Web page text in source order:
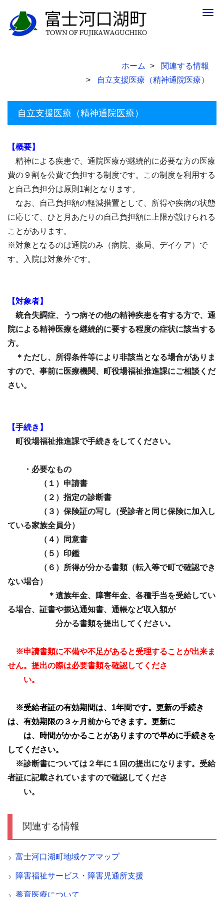
ホーム
関連する情報
自立支援医療（精神通院医療）
自立支援医療（精神通院医療）
【概要】
精神による疾患で、通院医療が継続的に必要な方の医療
費の９割を公費で負担する制度です。この制度を利用する
と自己負担分は原則1割となります。
なお、自己負担額の軽減措置として、所得や疾病の状態
に応じて、ひと月あたりの自己負担額に上限が設けられる
ことがあります。
※対象となるのは通院のみ（病院、薬局、デイケア）で
す。入院は対象外です。
【対象者】
統合失調症、うつ病その他の精神疾患を有する方で、通
院による精神医療を継続的に要する程度の症状に該当する
方。
＊ただし、所得条件等により非該当となる場合がありま
すので、事前に医療機関、町役場福祉推進課にご相談くだ
さい。
【手続き】
町役場福祉推進課で手続きをしてください。
・必要なもの
（１）申請書
（２）指定の診断書
（３）保険証の写し（受診者と同じ保険に加入し
ている家族全員分）
（４）同意書
（５）印鑑
（６）所得が分かる書類（転入等で町で確認でき
ない場合）
＊遺族年金、障害年金、各種手当を受給してい
る場合、証書や振込通知書、通帳など収入額が
分かる書類を提出してください。
※申請書類に不備や不足があると受理することが出来ま
せん。提出の際は必要書類を確認してくださ
い。
※受給者証の有効期間は、1年間です。更新の手続き
は、有効期限の３ヶ月前からできます。更新に
は、時間がかかることがありますので早めに手続きを
してください。
※診断書については２年に１回の提出になります。受給
者証に記載されていますので確認してくださ
い。
関連する情報
富士河口湖町地域ケアマップ
障害福祉サービス・障害児通所支援
養育医療について